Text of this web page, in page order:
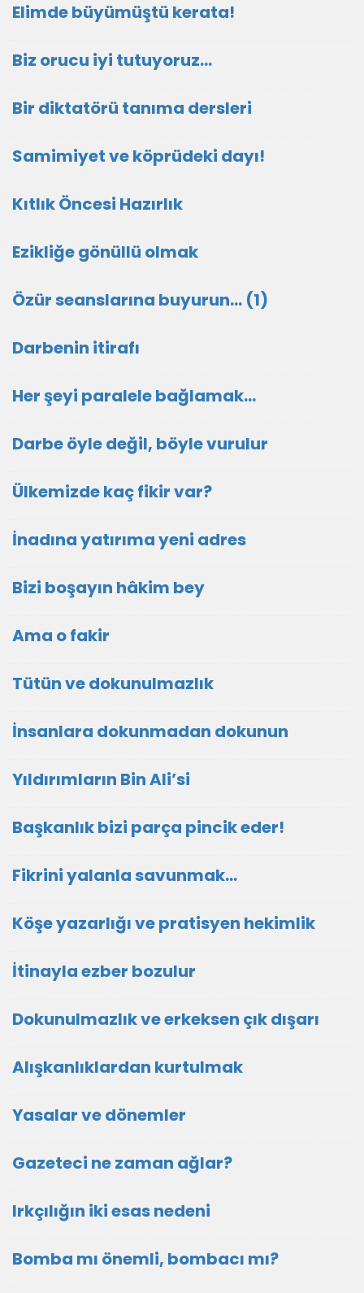
Elimde büyümüştü kerata!
Biz orucu iyi tutuyoruz…
Bir diktatörü tanıma dersleri
Samimiyet ve köprüdeki dayı!
Kıtlık Öncesi Hazırlık
Ezikliğe gönüllü olmak
Özür seanslarına buyurun… (1)
Darbenin itirafı
Her şeyi paralele bağlamak…
Darbe öyle değil, böyle vurulur
Ülkemizde kaç fikir var?
İnadına yatırıma yeni adres
Bizi boşayın hâkim bey
Ama o fakir
Tütün ve dokunulmazlık
İnsanlara dokunmadan dokunun
Yıldırımların Bin Ali’si
Başkanlık bizi parça pincik eder!
Fikrini yalanla savunmak…
Köşe yazarlığı ve pratisyen hekimlik
İtinayla ezber bozulur
Dokunulmazlık ve erkeksen çık dışarı
Alışkanlıklardan kurtulmak
Yasalar ve dönemler
Gazeteci ne zaman ağlar?
Irkçılığın iki esas nedeni
Bomba mı önemli, bombacı mı?